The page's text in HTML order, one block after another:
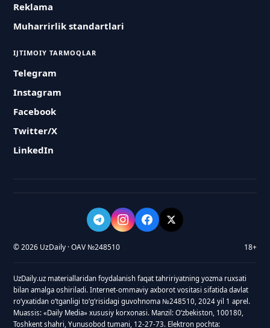
Reklama
Muharrirlik standartlari
IJTIMOIY TARMOQLAR
Telegram
Instagram
Facebook
Twitter/X
LinkedIn
© 2026 UzDaily · OAV №248510 18+
UzDaily.uz materiallaridan foydalanish faqat tahririyatning yozma ruxsati
bilan amalga oshiriladi. Internet-ommaviy axborot vositasi sifatida davlat
roʻyxatidan oʻtganligi toʻgʻrisidagi guvohnoma №248510, 2024 yil 1 aprel.
Muassis: «Daily Media» xususiy korxonasi. Manzil: Oʻzbekiston, 100180,
Toshkent shahri, Yunusobod tumani, 12-27-73. Elektron pochta: